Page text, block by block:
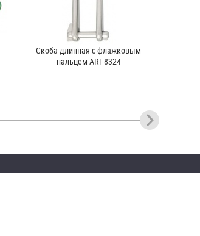
Скоба длинная с флажковым
пальцем ART 8324
Скоба такелажная D-образная